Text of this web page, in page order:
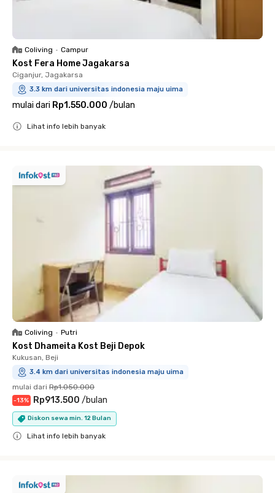
Coliving • Campur
Kost Fera Home Jagakarsa
Ciganjur, Jagakarsa
3.3 km dari universitas indonesia maju uima
mulai dari Rp1.550.000 /bulan
Lihat info lebih banyak
Coliving • Putri
Kost Dhameita Kost Beji Depok
Kukusan, Beji
3.4 km dari universitas indonesia maju uima
mulai dari Rp1.050.000
-13% Rp913.500 /bulan
Diskon sewa min. 12 Bulan
Lihat info lebih banyak